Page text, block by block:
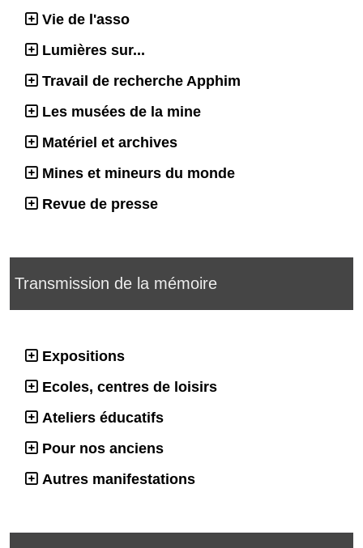
Vie de l'asso
Lumières sur...
Travail de recherche Apphim
Les musées de la mine
Matériel et archives
Mines et mineurs du monde
Revue de presse
Transmission de la mémoire
Expositions
Ecoles, centres de loisirs
Ateliers éducatifs
Pour nos anciens
Autres manifestations